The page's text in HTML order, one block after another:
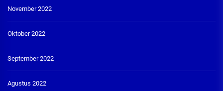
November 2022
Oktober 2022
September 2022
Agustus 2022